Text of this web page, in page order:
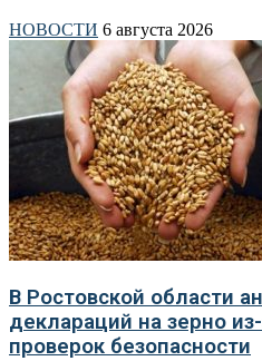
НОВОСТИ 6 августа 2026
В Ростовской области
деклараций на зерно из-
проверок безопасности